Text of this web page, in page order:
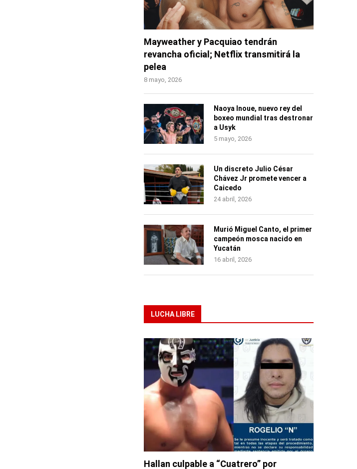
Mayweather y Pacquiao tendrán
revancha oficial; Netflix transmitirá la
pelea
8 mayo, 2026
Naoya Inoue, nuevo rey del
boxeo mundial tras destronar
a Usyk
5 mayo, 2026
Un discreto Julio César
Chávez Jr promete vencer a
Caicedo
24 abril, 2026
Murió Miguel Canto, el primer
campeón mosca nacido en
Yucatán
16 abril, 2026
LUCHA LIBRE
Hallan culpable a “Cuatrero” por